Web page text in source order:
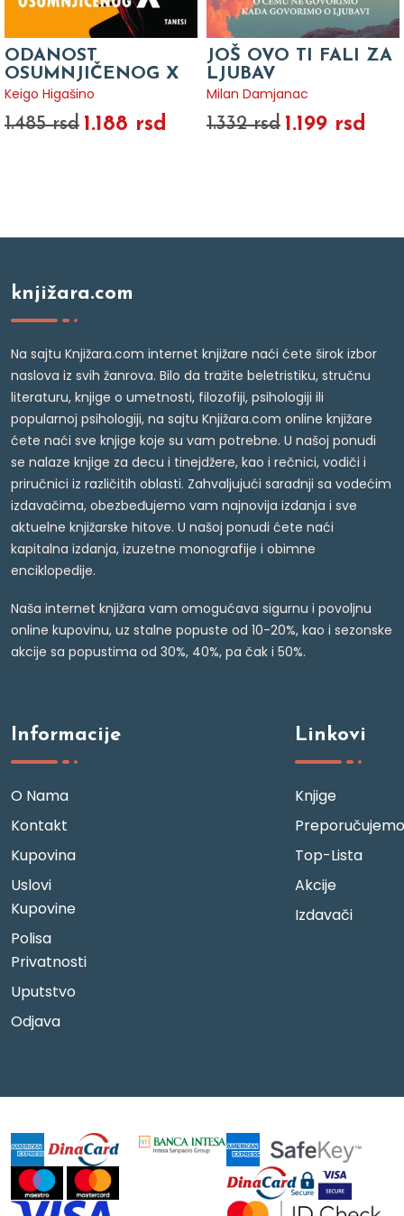
ODANOST
OSUMNJIČENOG X
Keigo Higašino
1.485 rsd 1.188 rsd
JOŠ OVO TI FALI ZA
LJUBAV
Milan Damjanac
1.332 rsd 1.199 rsd
knjižara.com
Na sajtu Knjižara.com internet knjižare naći ćete širok izbor
naslova iz svih žanrova. Bilo da tražite beletristiku, stručnu
literaturu, knjige o umetnosti, filozofiji, psihologiji ili
popularnoj psihologiji, na sajtu Knjižara.com online knjižare
ćete naći sve knjige koje su vam potrebne. U našoj ponudi
se nalaze knjige za decu i tinejdžere, kao i rečnici, vodiči i
priručnici iz različitih oblasti. Zahvaljujući saradnji sa vodećim
izdavačima, obezbeđujemo vam najnovija izdanja i sve
aktuelne knjižarske hitove. U našoj ponudi ćete naći
kapitalna izdanja, izuzetne monografije i obimne
enciklopedije.
Naša internet knjižara vam omogućava sigurnu i povoljnu
online kupovinu, uz stalne popuste od 10-20%, kao i sezonske
akcije sa popustima od 30%, 40%, pa čak i 50%.
Informacije
O Nama
Kontakt
Kupovina
Uslovi
Kupovine
Polisa
Privatnosti
Uputstvo
Odjava
Linkovi
Knjige
Preporučujemo
Top-Lista
Akcije
Izdavači